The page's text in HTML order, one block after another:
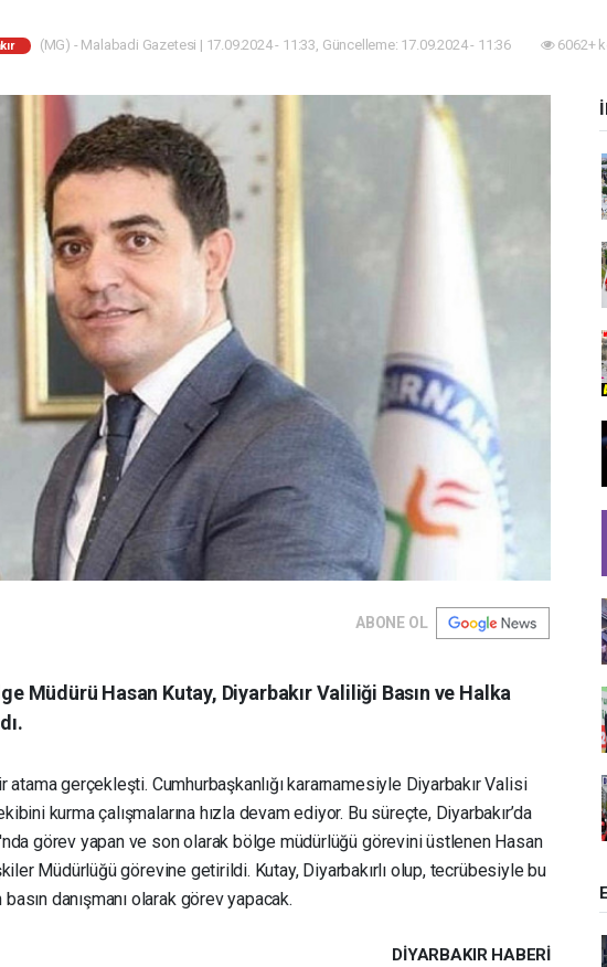
(MG) - Malabadi Gazetesi | 17.09.2024 - 11:33, Güncelleme: 17.09.2024 - 11:36 6062+
ABONE OL
Müdürü Hasan Kutay, Diyarbakır Valiliği Basın ve Halka
atama gerçekleşti. Cumhurbaşkanlığı kararnamesiyle Diyarbakır Valisi
kurma çalışmalarına hızla devam ediyor. Bu süreçte, Diyarbakır’da
görev yapan ve son olarak bölge müdürlüğü görevini üstlenen Hasan
Müdürlüğü görevine getirildi. Kutay, Diyarbakırlı olup, tecrübesiyle bu
danışmanı olarak görev yapacak.
DIYARBAKIR HABERİ